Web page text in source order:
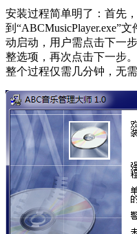
安装过程简单明了：首先
到“ABCMusicPlayer.exe”
动启动，用户需点击下一
整选项，再次点击下一步
整个过程仅需几分钟，无